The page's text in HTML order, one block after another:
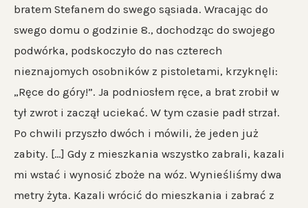
bratem Stefanem do swego sąsiada. Wracając do
swego domu o godzinie 8., dochodząc do swojego
podwórka, podskoczyło do nas czterech
nieznajomych osobników z pistoletami, krzyknęli:
„Ręce do góry!”. Ja podniosłem ręce, a brat zrobił w
tył zwrot i zaczął uciekać. W tym czasie padł strzał.
Po chwili przyszło dwóch i mówili, że jeden już
zabity. […] Gdy z mieszkania wszystko zabrali, kazali
mi wstać i wynosić zboże na wóz. Wynieśliśmy dwa
metry żyta. Kazali wrócić do mieszkania i zabrać z